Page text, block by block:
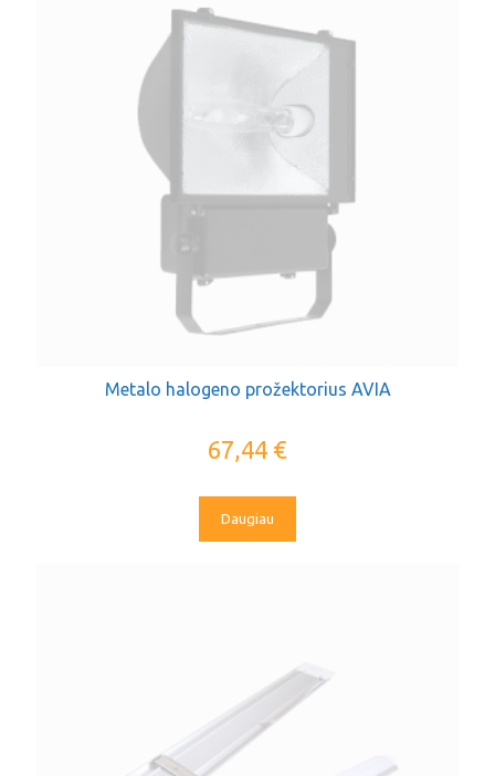
Metalo halogeno prožektorius AVIA
67,44 €
Daugiau